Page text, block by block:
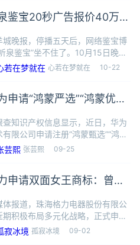
鉴宝20秒广告报价40万
城晚报，停播五天后，网络鉴宝博
泉鉴宝”坐不住了。10月15日晚，
鉴宝”再次现身抖音直播间，短短
钟便吸引超10万人在线观看，半小
的味道回来了
心若在梦就在 10-22
申请“鸿蒙严选”“鸿蒙优选”
售
查知识产权信息显示，近日，华为
有限公司申请注册“鸿蒙甄选”“鸿蒙
鸿蒙严选”“鸿蒙智选”“鸿蒙精品”
臻享”商标，国际分类为广告销
注册这些商标，
张芸熙 09-25
申请双面女王商标：曾推
体报道，珠海格力电器股份有限公
期积极布局多元化战略，正式申请
包括“双面女王”、“格力御龄魔杖”
力双面女王”在内的多枚商标。这
孤寂冰境 09-02